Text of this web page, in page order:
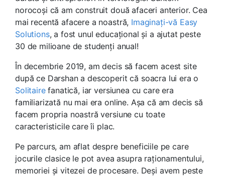
norocoși că am construit două afaceri anterior. Cea
mai recentă afacere a noastră, Imaginați-vă Easy
Solutions, a fost unul educațional și a ajutat peste
30 de milioane de studenți anual!
În decembrie 2019, am decis să facem acest site
după ce Darshan a descoperit că soacra lui era o
Solitairefanatică, iar versiunea cu care era
familiarizată nu mai era online. Așa că am decis să
facem propria noastră versiune cu toate
caracteristicile care îi plac.
Pe parcurs, am aflat despre beneficiile pe care
jocurile clasice le pot avea asupra raționamentului,
memoriei și vitezei de procesare. Deși avem peste